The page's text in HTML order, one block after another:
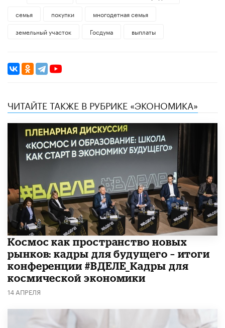
семья
покупки
многодетная семья
земельный участок
Госдума выплаты
ЧИТАЙТЕ ТАКЖЕ В РУБРИКЕ «ЭКОНОМИКА»
Космос как пространство новых
рынков: кадры для будущего – итоги
конференции #ВДЕЛЕ_Кадры для
космической экономики
14 АПРЕЛЯ